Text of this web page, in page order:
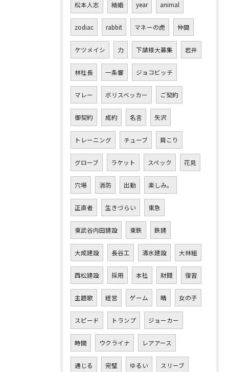
松本人志 結婚 year animal
zodiac rabbit マネーの虎 仲間
ケツメイシ 力 下請様大募集 岩井
林社長 一条響 ジョコビッチ
マレー ボリスベッカー ご契約
御契約 成約 名言 矢沢
トレーニング チューブ 肩こり
グローブ ラケット スペック 花見
穴場 消防 出動 楽しみ。
正直者 生きづらい 東急
東武谷内田建設 東鉄 鉄建
大成建設 長谷工 清水建設 大林組
西松建設 採用 本社 財閥 復習
主題歌 経営 ゲーム 晴 女の子
スピード トランプ ジョーカー
時間 ウクライナ レアアース
通じる 完璧 ゆるい スリーブ